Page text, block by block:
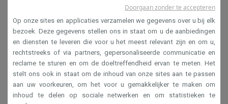
Verkoopsvoorwaarden
Privacy
Disclaimer
Cookies
Op onze sites en applicaties verzamelen we gegevens over u bij elk
bezoek. Deze gegevens stellen ons in staat om u de aanbiedingen
en diensten te leveren die voor u het meest relevant zijn en om u,
rechtstreeks of via partners, gepersonaliseerde communicatie en
reclame te sturen en om de doeltreffendheid ervan te meten. Het
stelt ons ook in staat om de inhoud van onze sites aan te passen
aan uw voorkeuren, om het voor u gemakkelijker te maken om
inhoud te delen op sociale netwerken en om statistieken te
Doorgaan zonder te accepteren